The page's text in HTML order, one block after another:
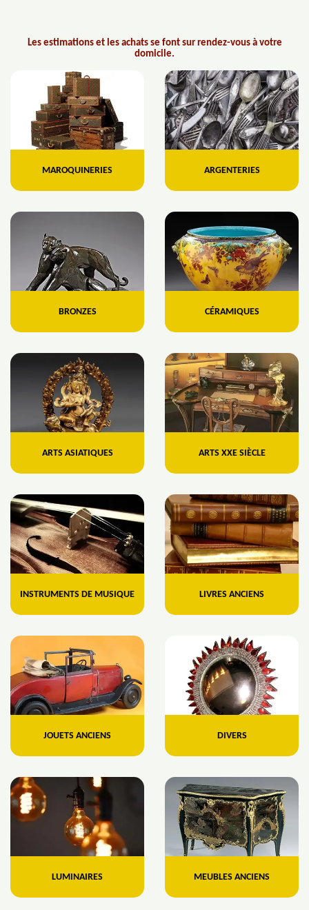
Les estimations et les achats se font sur rendez-vous à votre
domicile.
MAROQUINERIES ARGENTERIES
BRONZES CÉRAMIQUES
ARTS ASIATIQUES ARTS XXE SIÈCLE
INSTRUMENTS DE MUSIQUE LIVRES ANCIENS
JOUETS ANCIENS DIVERS
LUMINAIRES MEUBLES ANCIENS